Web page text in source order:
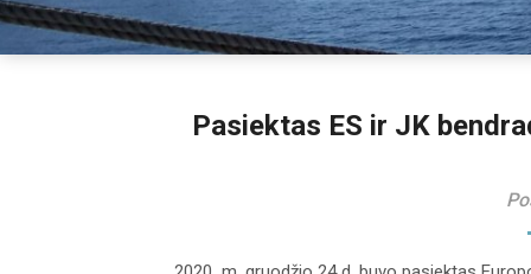
Pasiektas ES ir JK